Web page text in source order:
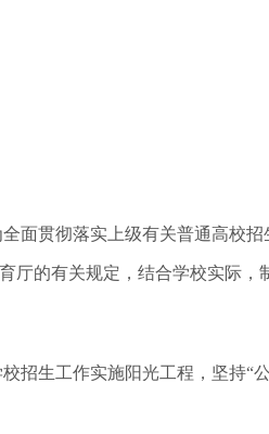
全面贯彻落实上级有关普通高校
厅的有关规定，结合学校实际，
校招生工作实施阳光工程，坚持“